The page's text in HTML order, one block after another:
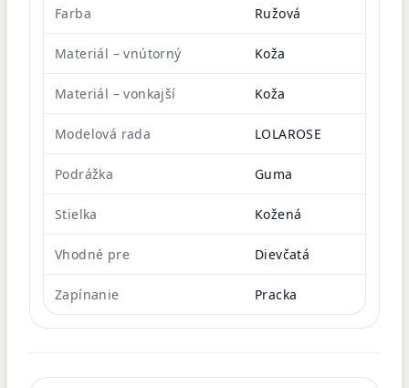
Farba Ružová
Materiál – vnútorný Koža
Materiál – vonkajší Koža
Modelová rada LOLAROSE
Podrážka Guma
Stielka Kožená
Vhodné pre Dievčatá
Zapínanie Pracka